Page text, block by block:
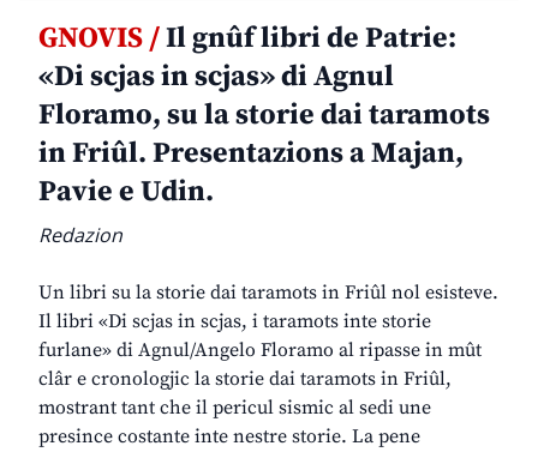
GNOVIS /Il gnûf libri de Patrie:
«Di scjas in scjas» di Agnul
Floramo, su la storie dai taramots
in Friûl. Presentazions a Majan,
Pavie e Udin.
Redazion
Un libri su la storie dai taramots in Friûl nol esisteve.
Il libri «Di scjas in scjas, i taramots inte storie
furlane» di Agnul/Angelo Floramo al ripasse in mût
clâr e cronologjic la storie dai taramots in Friûl,
mostrant tant che il pericul sismic al sedi une
presince costante inte nestre storie. La pene